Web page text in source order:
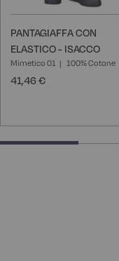
PANTAGIAFFA CON
ELASTICO - ISACCO
Mimetico 01 100% Cotone
41,46 €
25% completed